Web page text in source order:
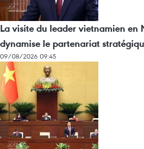
La visite du leader vietnamien en
dynamise le partenariat
09/08/2026 09:45